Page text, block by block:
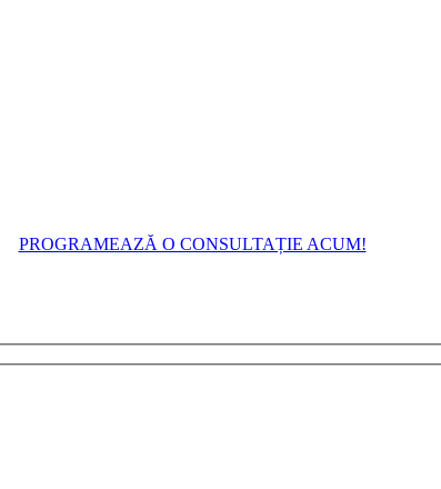
PROGRAMEAZĂ O CONSULTAȚIE ACUM!